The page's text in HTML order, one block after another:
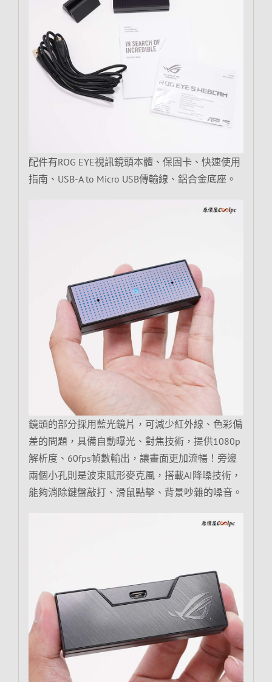
配件有ROG EYE視訊鏡頭本體、保固卡、快速使用
指南、USB-A to Micro USB傳輸線、鋁合金底座。
鏡頭的部分採用藍光鏡片，可減少紅外線、色彩偏
差的問題，具備自動曝光、對焦技術，提供1080p
解析度、60fps幀數輸出，讓畫面更加流暢！旁邊
兩個小孔則是波束賦形麥克風，搭載AI降噪技術，
能夠消除鍵盤敲打、滑鼠點擊、背景吵雜的噪音。